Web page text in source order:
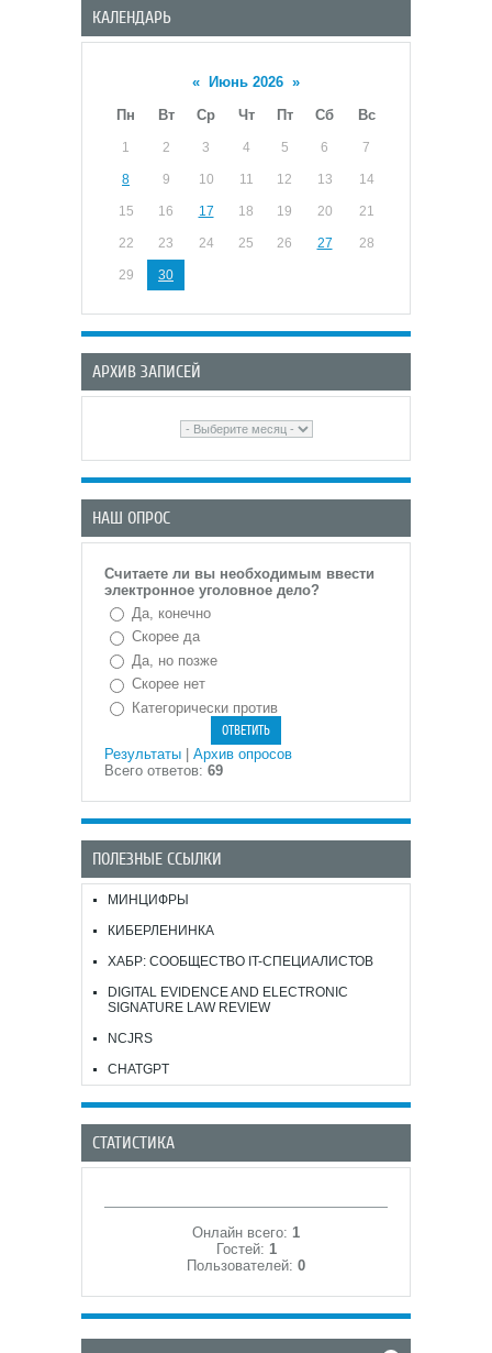
КАЛЕНДАРЬ
« Июнь 2026 »
Пн
Вт Ср Чт Пт Сб Вс
1 2 3 4 5 6 7
8 9 10 11 12 13 14
15 16 17 18 19 20 21
22 23 24 25 26 27 28
29 30
АРХИВ ЗАПИСЕЙ
НАШ ОПРОС
Считаете ли вы необходимым ввести
электронное уголовное дело?
Да, конечно
Скорее да
Да, но позже
Скорее нет
Категорически против
Результаты
Архив опросов
Всего ответов: 69
ПОЛЕЗНЫЕ ССЫЛКИ
МИНЦИФРЫ
КИБЕРЛЕНИНКА
ХАБР: СООБЩЕСТВО IT-СПЕЦИАЛИСТОВ
DIGITAL EVIDENCE AND ELECTRONIC
SIGNATURE LAW REVIEW
NCJRS
CHATGPT
СТАТИСТИКА
Онлайн всего: 1
Гостей: 1
Пользователей: 0